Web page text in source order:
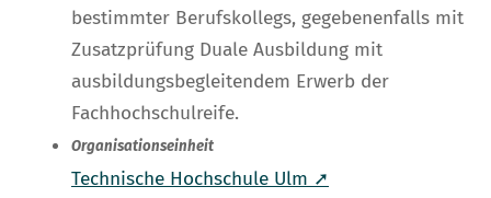
bestimmter Berufskollegs, gegebenenfalls mit
Zusatzprüfung Duale Ausbildung mit
ausbildungsbegleitendem Erwerb der
Fachhochschulreife.
Organisationseinheit
Technische Hochschule Ulm ➚